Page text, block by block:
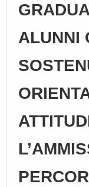
ALUNNI